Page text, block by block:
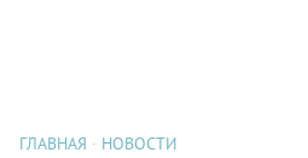
ГЛАВНАЯ НОВОСТИ